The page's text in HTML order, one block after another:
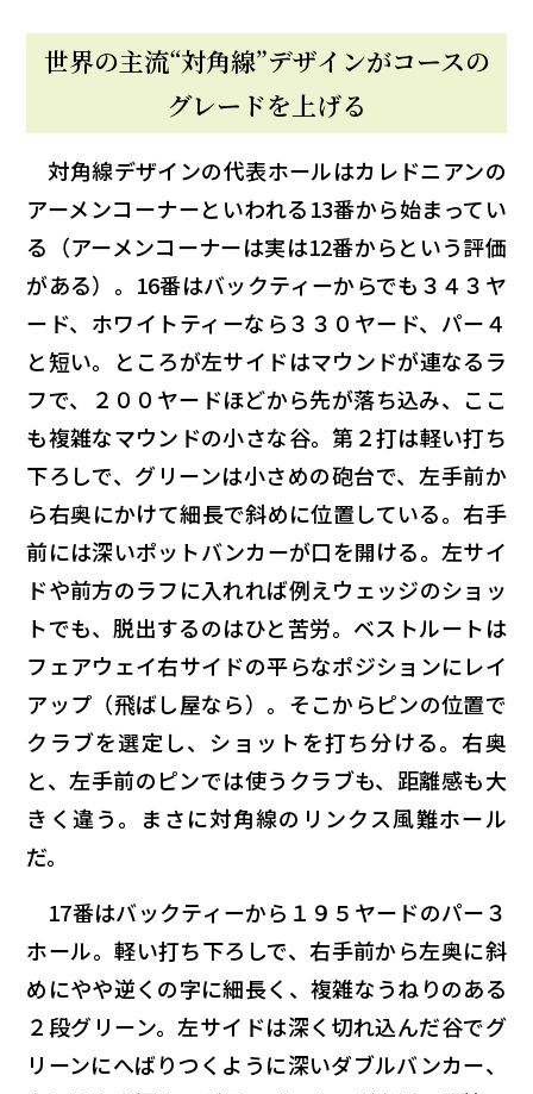
世界の主流“対角線”デザインがコースの
グレードを上げる
対角線デザインの代表ホールはカレドニアンの
アーメンコーナーといわれる13番から始まってい
る（アーメンコーナーは実は12番からという評価
がある）。16番はバックティーからでも３４３ヤ
ード、ホワイトティーなら３３０ヤード、パー４
と短い。ところが左サイドはマウンドが連なるラ
フで、２００ヤードほどから先が落ち込み、ここ
も複雑なマウンドの小さな谷。第２打は軽い打ち
下ろしで、グリーンは小さめの砲台で、左手前か
ら右奥にかけて細長で斜めに位置している。右手
前には深いポットバンカーが口を開ける。左サイ
ドや前方のラフに入れれば例えウェッジのショッ
トでも、脱出するのはひと苦労。ベストルートは
フェアウェイ右サイドの平らなポジションにレイ
アップ（飛ばし屋なら）。そこからピンの位置で
クラブを選定し、ショットを打ち分ける。右奥
と、左手前のピンでは使うクラブも、距離感も大
きく違う。まさに対角線のリンクス風難ホール
だ。
17番はバックティーから１９５ヤードのパー３
ホール。軽い打ち下ろしで、右手前から左奥に斜
めにやや逆くの字に細長く、複雑なうねりのある
２段グリーン。左サイドは深く切れ込んだ谷でグ
リーンにへばりつくように深いダブルバンカー、